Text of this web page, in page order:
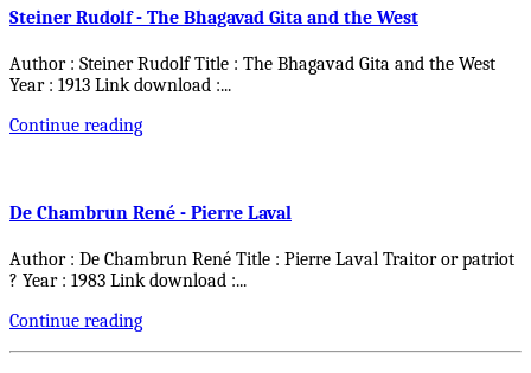
Steiner Rudolf - The Bhagavad Gita and the West
Author : Steiner Rudolf Title : The Bhagavad Gita and the West
Year : 1913 Link download :...
Continue reading
De Chambrun René - Pierre Laval
Author : De Chambrun René Title : Pierre Laval Traitor or patriot
? Year : 1983 Link download :...
Continue reading